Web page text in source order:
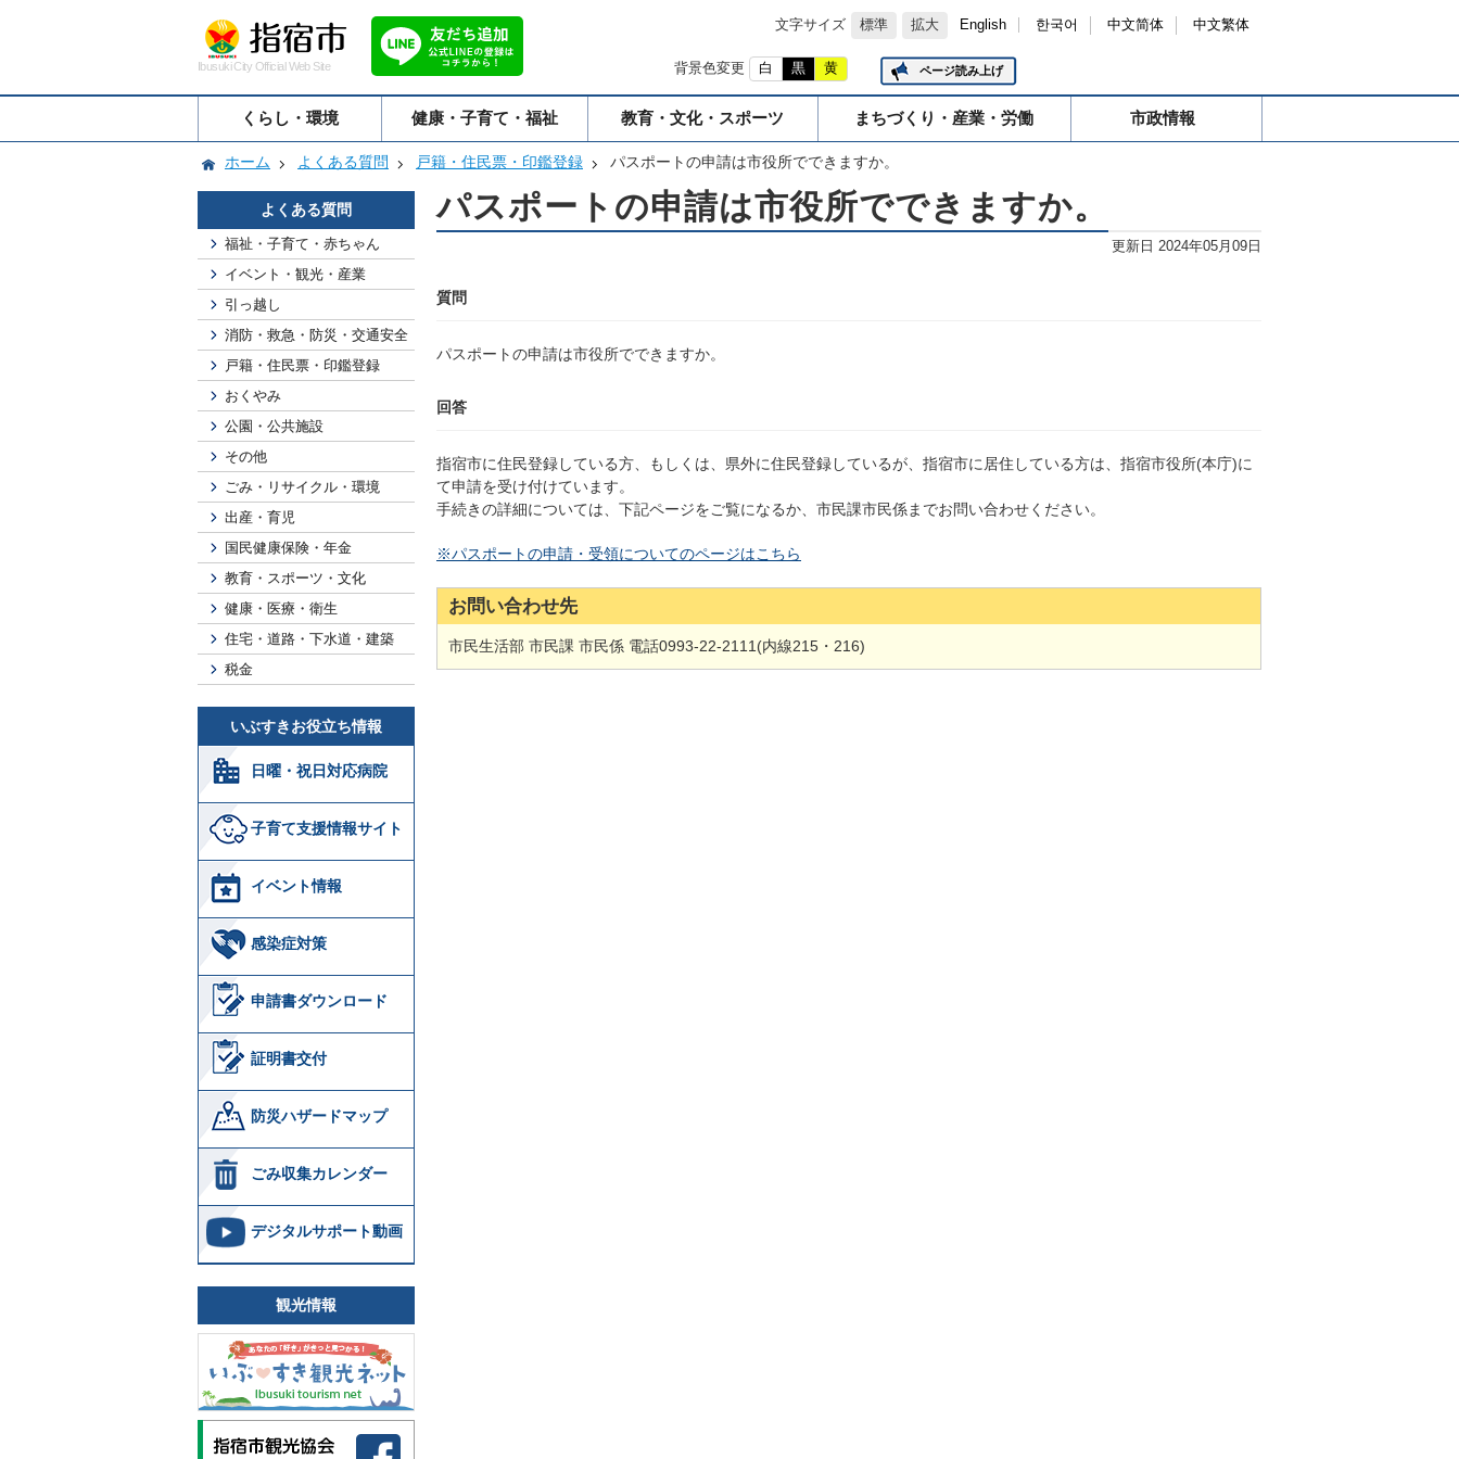
文字サイズ 標準 拡大 English 한국어 中文简体 中文繁体
Ibusuki City Official Web Site 背景色変更 白 黒 黄 ページ読み上げ
くらし・環境 健康・子育て・福祉 教育・文化・スポーツ まちづくり・産業・労働 市政情報
ホーム よくある質問 戸籍・住民票・印鑑登録 パスポートの申請は市役所でできますか。
よくある質問
福祉・子育て・赤ちゃん
イベント・観光・産業
引っ越し
消防・救急・防災・交通安全
戸籍・住民票・印鑑登録
おくやみ
公園・公共施設
その他
ごみ・リサイクル・環境
出産・育児
国民健康保険・年金
教育・スポーツ・文化
健康・医療・衛生
住宅・道路・下水道・建築
税金
いぶすきお役立ち情報
日曜・祝日対応病院
子育て支援情報サイト
イベント情報
感染症対策
申請書ダウンロード
証明書交付
防災ハザードマップ
ごみ収集カレンダー
デジタルサポート動画
観光情報
パスポートの申請は市役所でできますか。
更新日 2024年05月09日
質問
パスポートの申請は市役所でできますか。
回答
指宿市に住民登録している方、もしくは、県外に住民登録しているが、指宿市に居住している方は、指宿市役所(本庁)に
て申請を受け付けています。
手続きの詳細については、下記ページをご覧になるか、市民課市民係までお問い合わせください。
※パスポートの申請・受領についてのページはこちら
お問い合わせ先
市民生活部 市民課 市民係 電話0993‐22‐2111(内線215・216)